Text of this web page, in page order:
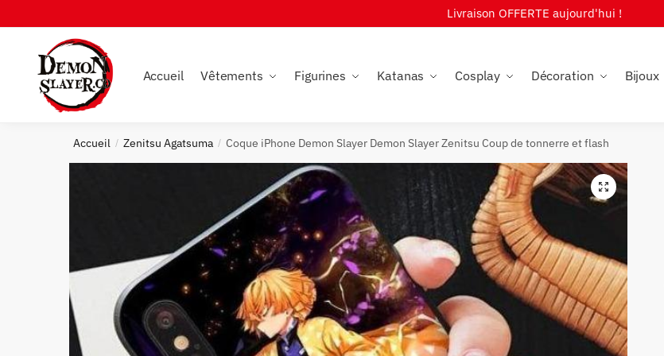
to
navigation
to
Livraison OFFERTE aujourd'hui !
Accueil Vêtements Figurines Katanas Cosplay Décoration Bijoux
Accueil / Zenitsu Agatsuma / Coque iPhone Demon Slayer Demon Slayer Zenitsu Coup de tonnerre et flash
🔍